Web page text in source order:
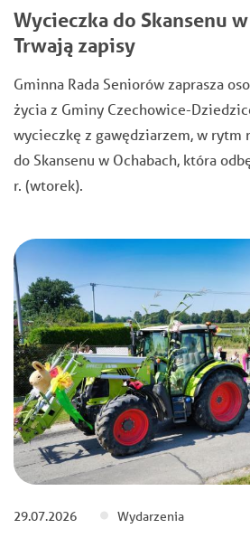
Wycieczka do Skansenu
Trwają zapisy
Gminna Rada Seniorów zaprasza
życia z Gminy Czechowice-
wycieczkę z gawędziarzem, w rytm
do Skansenu w Ochabach, która
r. (wtorek).
29.07.2026 Wydarzenia